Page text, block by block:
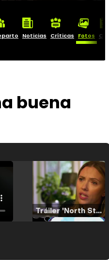
Noticias Críticas Fotos
buena
Tráiler 'North Star' (2023)